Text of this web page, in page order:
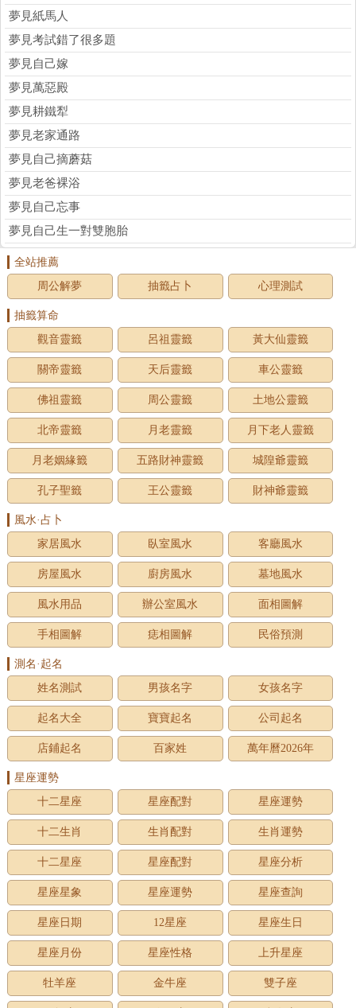
夢見紙馬人
夢見考試錯了很多題
夢見自己嫁
夢見萬惡殿
夢見耕鐵犁
夢見老家通路
夢見自己摘蘑菇
夢見老爸裸浴
夢見自己忘事
夢見自己生一對雙胞胎
全站推薦
周公解夢
抽籤占卜 心理測試
抽籤算命
觀音靈籤
呂祖靈籤 黃大仙靈籤
關帝靈籤 天后靈籤 車公靈籤
佛祖靈籤 周公靈籤 土地公靈籤
北帝靈籤 月老靈籤 月下老人靈籤
月老姻緣籤 五路財神靈籤 城隍爺靈籤
孔子聖籤 王公靈籤 財神爺靈籤
風水·占卜
家居風水
臥室風水 客廳風水
房屋風水 廚房風水 墓地風水
風水用品 辦公室風水 面相圖解
手相圖解 痣相圖解 民俗預測
測名·起名
姓名測試
男孩名字 女孩名字
起名大全 寶寶起名 公司起名
店鋪起名 百家姓 萬年曆2026年
星座運勢
十二星座
星座配對 星座運勢
十二生肖 生肖配對 生肖運勢
十二星座 星座配對 星座分析
星座星象 星座運勢 星座查詢
星座日期 12星座 星座生日
星座月份 星座性格 上升星座
牡羊座 金牛座 雙子座